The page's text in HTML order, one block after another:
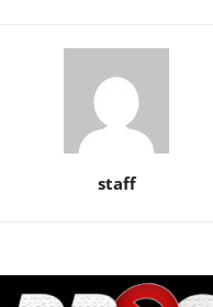
staff